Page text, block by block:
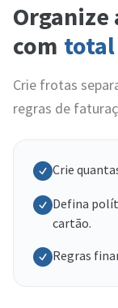
Organize
com
Crie frotas
regras de
Crie
Defina
cartão.
Regras